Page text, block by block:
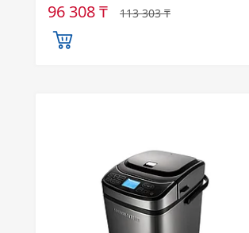
113 303 ₸
96 308 ₸